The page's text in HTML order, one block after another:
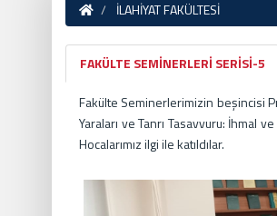
İLAHİYAT FAKÜLTESİ
FAKÜLTE SEMİNERLERİ SERİSİ-5
Fakülte Seminerlerimizin beşincisi
Yaraları ve Tanrı Tasavvuru: İhmal
Hocalarımız ilgi ile katıldılar.